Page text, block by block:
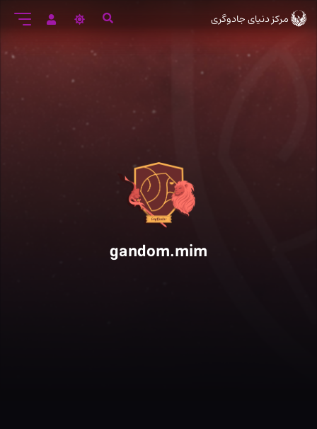
ورود
به
مرکز دنیای جادوگری
gandom.mim